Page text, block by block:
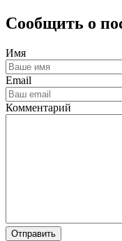
Сообщить о
Имя
Email
Комментарий
Отправить